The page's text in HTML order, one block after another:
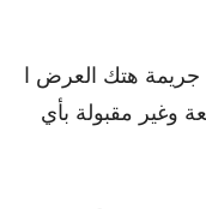
جريمة هتك العرض ا
وغير مقبولة بأي